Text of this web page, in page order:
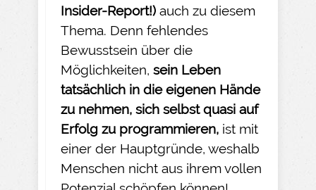
Insider-Report!) auch zu diesem
Thema. Denn fehlendes
Bewusstsein über die
Möglichkeiten, sein Leben
tatsächlich in die eigenen Hände
zu nehmen, sich selbst quasi auf
Erfolg zu programmieren, ist mit
einer der Hauptgründe, weshalb
Menschen nicht aus ihrem vollen